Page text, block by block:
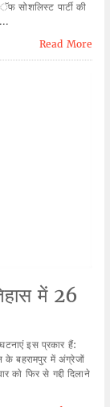
सोशलिस्ट पार्टी की
Read More
में 26
इस प्रकार हैं:
बहरामपुर में अंग्रेजों
फिर से गद्दी दिलाने